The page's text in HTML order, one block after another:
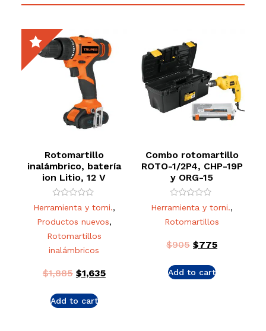
Rotomartillo
inalámbrico, batería
ion Litio, 12 V
Rated
0
out
of
5
Herramienta y torni.,
Productos nuevos,
Rotomartillos
inalámbricos
$1,885 $1,635
Add to cart
Combo rotomartillo
ROTO-1/2P4, CHP-19P
y ORG-15
Rated
0
out
of
Herramienta y torni.,
Rotomartillos
$905 $775
Add to cart